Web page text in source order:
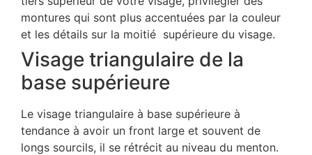
montures qui sont plus accentuées par la couleur
et les détails sur la moitié supérieure du visage.
Visage triangulaire de la
base supérieure
Le visage triangulaire à base supérieure à
tendance à avoir un front large et souvent de
longs sourcils, il se rétrécit au niveau du menton.